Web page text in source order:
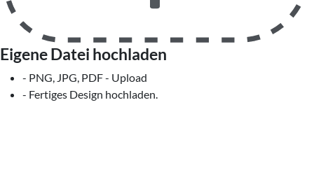
Eigene Datei hochladen
- PNG, JPG, PDF - Upload
- Fertiges Design hochladen.